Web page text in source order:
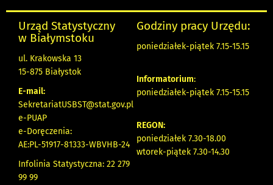
Urząd Statystyczny
w Białymstoku
ul. Krakowska 13
15-875 Białystok
E-mail:
SekretariatUSBST@stat.gov.pl
e-PUAP
e-Doręczenia:
AE:PL-51917-81333-WBVHB-24
Infolinia Statystyczna: 22 279
99 99
Godziny pracy Urzędu:
poniedziałek-piątek 7.15-15.15
Informatorium:
poniedziałek-piątek 7.15-15.15
REGON:
poniedziałek 7.30-18.00
wtorek-piątek 7.30-14.30